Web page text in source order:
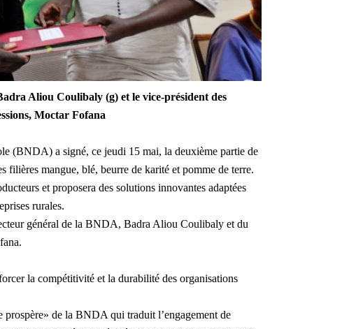
Aliou Coulibaly (g) et le vice-présidentdes
Moctar Fofana
(BNDA) a signé, ce jeudi 15 mai, la deuxième partie de
filières mangue, blé, beurre de karité et pomme de terre.
et proposera des solutions innovantes adaptées
rurales.
général de la BNDA, Badra Aliou Coulibaly et du
la compétitivité et la durabilité des organisations
de la BNDA qui traduit l’engagement de